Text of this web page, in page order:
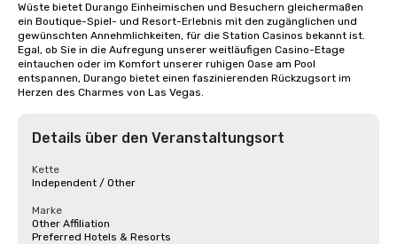
Wüste bietet Durango Einheimischen und Besuchern gleichermaßen
ein Boutique-Spiel- und Resort-Erlebnis mit den zugänglichen und
gewünschten Annehmlichkeiten, für die Station Casinos bekannt ist.
Egal, ob Sie in die Aufregung unserer weitläufigen Casino-Etage
eintauchen oder im Komfort unserer ruhigen Oase am Pool
entspannen, Durango bietet einen faszinierenden Rückzugsort im
Herzen des Charmes von Las Vegas.
Details über den Veranstaltungsort
Kette
Independent / Other
Marke
Other Affiliation
Preferred Hotels & Resorts